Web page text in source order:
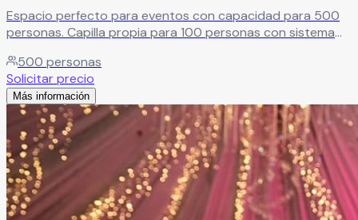
Espacio perfecto para eventos con capacidad para 500
personas. Capilla propia para 100 personas con sistema
personalizada.Leer más
500 personas
Solicitar precio
Más información